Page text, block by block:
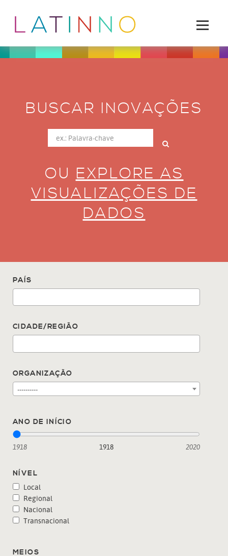
BUSCAR INOVAÇÕES
OU EXPLORE AS
VISUALIZAÇÕES DE
DADOS
PAÍS
CIDADE/REGIÃO
ORGANIZAÇÃO
----------
ANO DE INÍCIO
1918 2020
1918
NÍVEL
Local
Regional
Nacional
Transnacional
MEIOS